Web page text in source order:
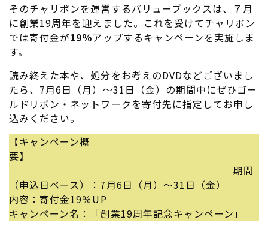
そのチャリボンを運営するバリューブックスは、７月
に創業19周年を迎えました。これを受けてチャリボン
では寄付金が19％アップするキャンペーンを実施しま
す。
読み終えた本や、処分をお考えのDVDなどございまし
たら、7月6日（月）～31日（金）の期間中にぜひゴー
ルドリボン・ネットワークを寄付先に指定してお申し
込みください。
【キャンペーン概
要】
期間
（申込日ベース）：7月6日（月）～31日（金）
内容：寄付金19％UP
キャンペーン名：「創業19周年記念キャンペーン」